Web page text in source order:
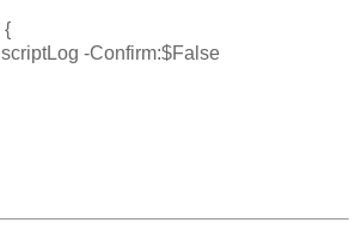
{
-Confirm:$False